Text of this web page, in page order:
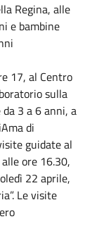
Regina, alle
e bambine
17, al Centro
sulla
3 a 6 anni, a
di
guidate al
ore 16.30,
22 aprile,
Le visite